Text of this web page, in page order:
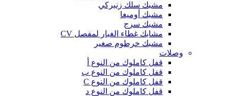
مشبك سلك زنبركي
مشبك أوميغا
مشبك سرج
مشابك غطاء الغبار لمفصل CV
مشبك خرطوم صغير
وصلات
قفل كاملوك من النوع أ
قفل كاملوك من النوع ب
قفل كاملوك من النوع C
قفل كاملوك من النوع د